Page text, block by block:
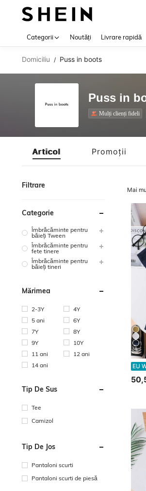
Categorii Noutăți Livrare rapidă
Domiciliu / Puss in boots
Puss in
Mulți clienți fideli
Articol Promoții
Filtrare
Categorie
Îmbrăcăminte pentru
băieți Tween
Îmbrăcăminte pentru
fete tinere
Îmbrăcăminte pentru
băieți tineri
Mărimea
2-3Y
4Y
5 ani
6Y
7Y
8Y
9Y
10Y
11 ani
12 ani
14 ani
Tip De Sus
Tee
Camizol
Tip De Jos
Pantaloni scurti
Pantaloni scurti de piesă
Mai
5
EU